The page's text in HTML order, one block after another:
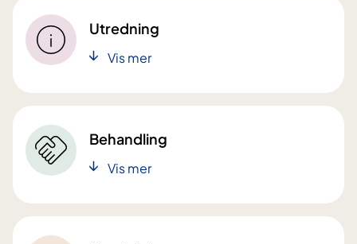
Utredning
Vis mer
Behandling
Vis mer